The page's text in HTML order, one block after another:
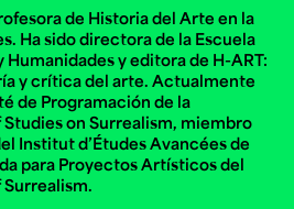
de Historia del Arte en la
Ha sido directora de la Escuela
Humanidades y editora de H-ART:
y crítica del arte. Actualmente
de Programación de la
on Surrealism, miembro
Institut d’Études Avancées de
para Proyectos Artísticos del